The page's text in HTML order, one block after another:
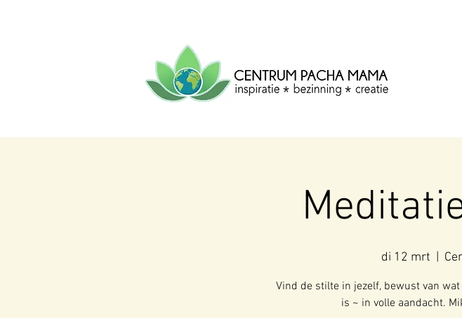
CENTRUM
PACHA
MAMA Centrum voor inspiratie, bezinning &
creatie.
di 12 mrt
Vind de stilte in jezelf, bewust van
is ~ in volle aandacht.